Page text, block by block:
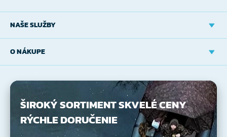
NAŠE SLUŽBY
O NÁKUPE
ŠIROKÝ SORTIMENTSKVELÉ CENY
RÝCHLE DORUČENIE